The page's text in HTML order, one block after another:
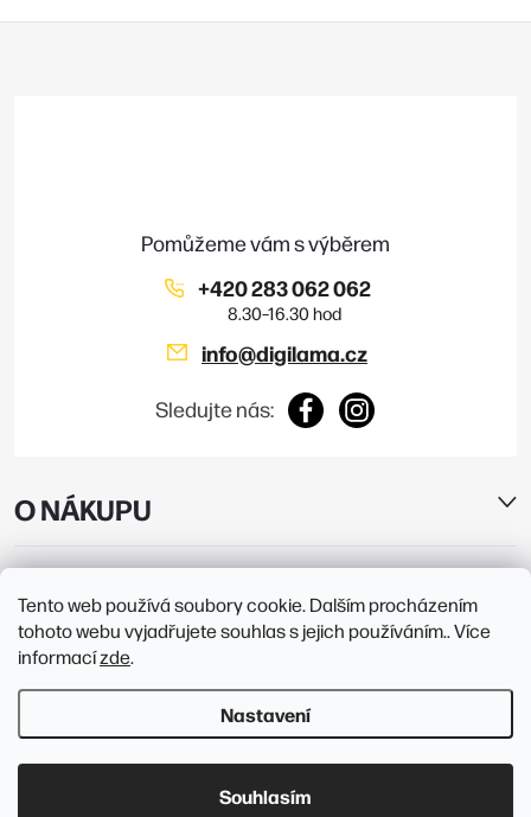
Tento web používá soubory cookie. Dalším procházením
tohoto webu vyjadřujete souhlas s jejich používáním.. Více
informacízde.
Nastavení
Souhlasím
Z
O NÁKUPU
PRODEJNY
info@digilama.cz
+420 283 062 062
Sledujte nás: